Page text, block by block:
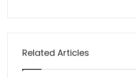
Related Articles